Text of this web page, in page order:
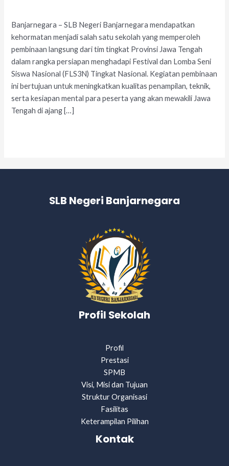
Banjarnegara – SLB Negeri Banjarnegara mendapatkan
kehormatan menjadi salah satu sekolah yang memperoleh
pembinaan langsung dari tim tingkat Provinsi Jawa Tengah
dalam rangka persiapan menghadapi Festival dan Lomba Seni
Siswa Nasional (FLS3N) Tingkat Nasional. Kegiatan pembinaan
ini bertujuan untuk meningkatkan kualitas penampilan, teknik,
serta kesiapan mental para peserta yang akan mewakili Jawa
Tengah di ajang […]
SLB Negeri Banjarnegara
Profil Sekolah
Profil
Prestasi
SPMB
Visi, Misi dan Tujuan
Struktur Organisasi
Fasilitas
Keterampilan Pilihan
Kontak